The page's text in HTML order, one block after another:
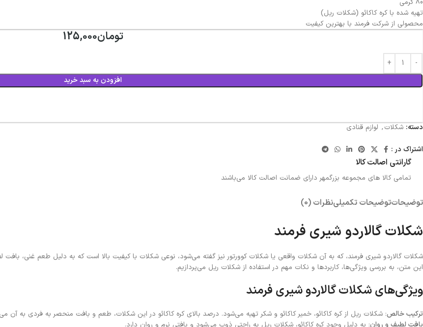
تهیه شده با کره کاکائو (شکلات ریل)
محصولی از شرکت فرمند با بهترین کیفیت
تومان125,000
افزودن به سبد خرید
دسته: شکلات, لوازم قنادی
اشتراک در :
گارانتی اصالت کالا
تمامی کالا های مجموعه بزرگمهر دارای ضمانت اصالت کالا می‌باشند
توضیحاتتوضیحات تکمیلینظرات (0)
شکلات گالاردو شیری فرمند
شکلات گالاردو شیری فرمند، که به آن شکلات واقعی یا شکلات کوورتور نیز گفته می‌شود، نوعی شکلات با کیفیت بالا است که به دلیل طعم غنی، بافت
این متن، به بررسی ویژگی‌ها، کاربردها و نکات مهم در استفاده از شکلات ریل می‌پردازیم.
ویژگی‌های شکلات گالاردو شیری فرمند
ترکیب خالص: شکلات ریل از کره کاکائو، خمیر کاکائو و شکر تهیه می‌شود. درصد بالای کره کاکائو در این شکلات، طعم و بافت منحصر به فردی به آن
بافت لطیف و روان: به دلیل وجود کره کاکائو، شکلات ریل به راحتی ذوب می‌شود و بافتی نرم و روان دارد.